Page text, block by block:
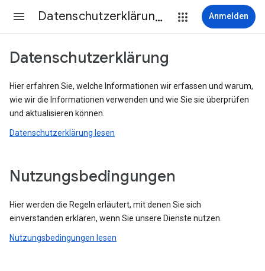
Datenschutzerklärung & Nutzungsbedingungen Anmelden
Datenschutzerklärung
Hier erfahren Sie, welche Informationen wir erfassen und warum,
wie wir die Informationen verwenden und wie Sie sie überprüfen
und aktualisieren können.
Datenschutzerklärung lesen
Nutzungsbedingungen
Hier werden die Regeln erläutert, mit denen Sie sich
einverstanden erklären, wenn Sie unsere Dienste nutzen.
Nutzungsbedingungen lesen